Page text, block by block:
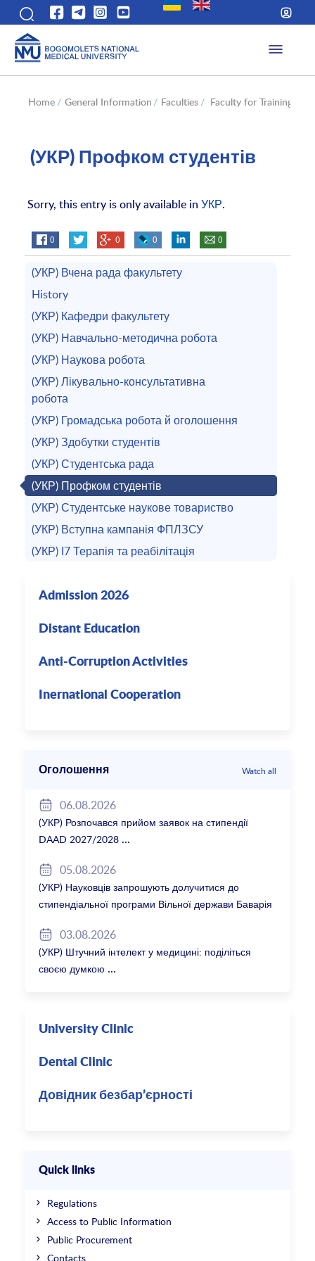
Home / General Information / Faculties / Faculty for Training of
(УКР) Профком студентів
Sorry, this entry is only available inУКР.
0 0 0 0
(УКР) Вчена рада факультету
History
(УКР) Кафедри факультету
(УКР) Навчально-методична робота
(УКР) Наукова робота
(УКР) Лікувально-консультативна
робота
(УКР) Громадська робота й оголошення
(УКР) Здобутки студентів
(УКР) Студентська рада
(УКР) Профком студентів
(УКР) Студентське наукове товариство
(УКР) Вступна кампанія ФПЛЗСУ
(УКР) I7 Терапія та реабілітація
Admission 2026
Distant Education
Anti-Corruption Activities
Inernational Cooperation
Оголошення Watch all
06.08.2026
(УКР) Розпочався прийом заявок на стипендії
DAAD 2027/2028
05.08.2026
(УКР) Науковців запрошують долучитися до
стипендіальної програми Вільної держави Баварія
03.08.2026
(УКР) Штучний інтелект у медицині: поділіться
своєю думкою
University Clinic
Dental Clinic
Довідник безбар’єрності
Quick links
Regulations
Access to Public Information
Public Procurement
Contacts